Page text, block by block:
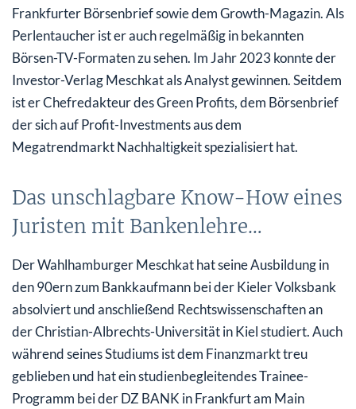
Frankfurter Börsenbrief sowie dem Growth-Magazin. Als
Perlentaucher ist er auch regelmäßig in bekannten
Börsen-TV-Formaten zu sehen. Im Jahr 2023 konnte der
Investor-Verlag Meschkat als Analyst gewinnen. Seitdem
ist er Chefredakteur des Green Profits, dem Börsenbrief
der sich auf Profit-Investments aus dem
Megatrendmarkt Nachhaltigkeit spezialisiert hat.
Das unschlagbare Know-How eines
Juristen mit Bankenlehre…
Der Wahlhamburger Meschkat hat seine Ausbildung in
den 90ern zum Bankkaufmann bei der Kieler Volksbank
absolviert und anschließend Rechtswissenschaften an
der Christian-Albrechts-Universität in Kiel studiert. Auch
während seines Studiums ist dem Finanzmarkt treu
geblieben und hat ein studienbegleitendes Trainee-
Programm bei der DZ BANK in Frankfurt am Main